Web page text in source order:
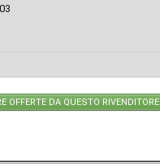
OFFERTE DA QUESTO RIVENDITORE